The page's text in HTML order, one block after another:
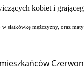
siatkówkę mężczyzny, oraz